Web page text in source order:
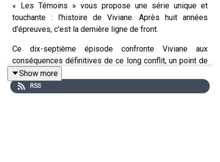
« Les Témoins » vous propose une série unique et
touchante : l'histoire de Viviane. Après huit années
d'épreuves, c'est la dernière ligne de front.
Ce dix-septième épisode confronte Viviane aux
conséquences définitives de ce long conflit, un point de
non-retour pour elle et ses enfants.
Mais après cette séquence, que reste-t-il ? Et quel est
Show more
RSS